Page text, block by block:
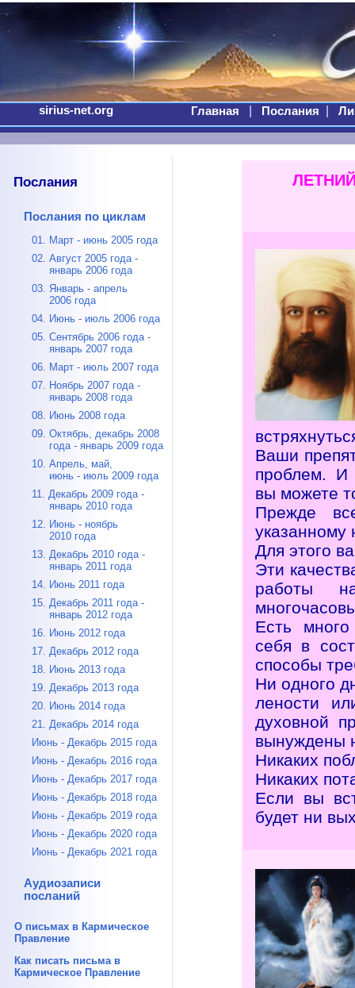
sirius-net.org Главная Послания
Послания
Послания по циклам
01. Март - июнь 2005 года
02. Август 2005 года -
январь 2006 года
03. Январь - апрель
2006 года
04. Июнь - июль 2006 года
05. Сентябрь 2006 года -
январь 2007 года
06. Март - июль 2007 года
07. Ноябрь 2007 года -
январь 2008 года
08. Июнь 2008 года
09. Октябрь, декабрь 2008
года - январь 2009 года
10. Апрель, май,
июнь - июль 2009 года
11. Декабрь 2009 года -
январь 2010 года
12. Июнь - ноябрь
2010 года
13. Декабрь 2010 года -
январь 2011 года
14. Июнь 2011 года
15. Декабрь 2011 года -
январь 2012 года
16. Июнь 2012 года
17. Декабрь 2012 года
18. Июнь 2013 года
19. Декабрь 2013 года
20. Июнь 2014 года
21. Декабрь 2014 года
Июнь - Декабрь 2015 года
Июнь - Декабрь 2016 года
Июнь - Декабрь 2017 года
Июнь - Декабрь 2018 года
Июнь - Декабрь 2019 года
Июнь - Декабрь 2020 года
Июнь - Декабрь 2021 года
Аудиозаписи
посланий
О письмах в Кармическое
Правление
Как писать письма в
Кармическое Правление
Ваши
проблем. И
вы можете
Прежде
указанному
Для этого
Эти
работы
Есть
себя в
способы
Ни одного
лености
духовной
вынуждены
Никаких
Никаких
Если вы
будет ни